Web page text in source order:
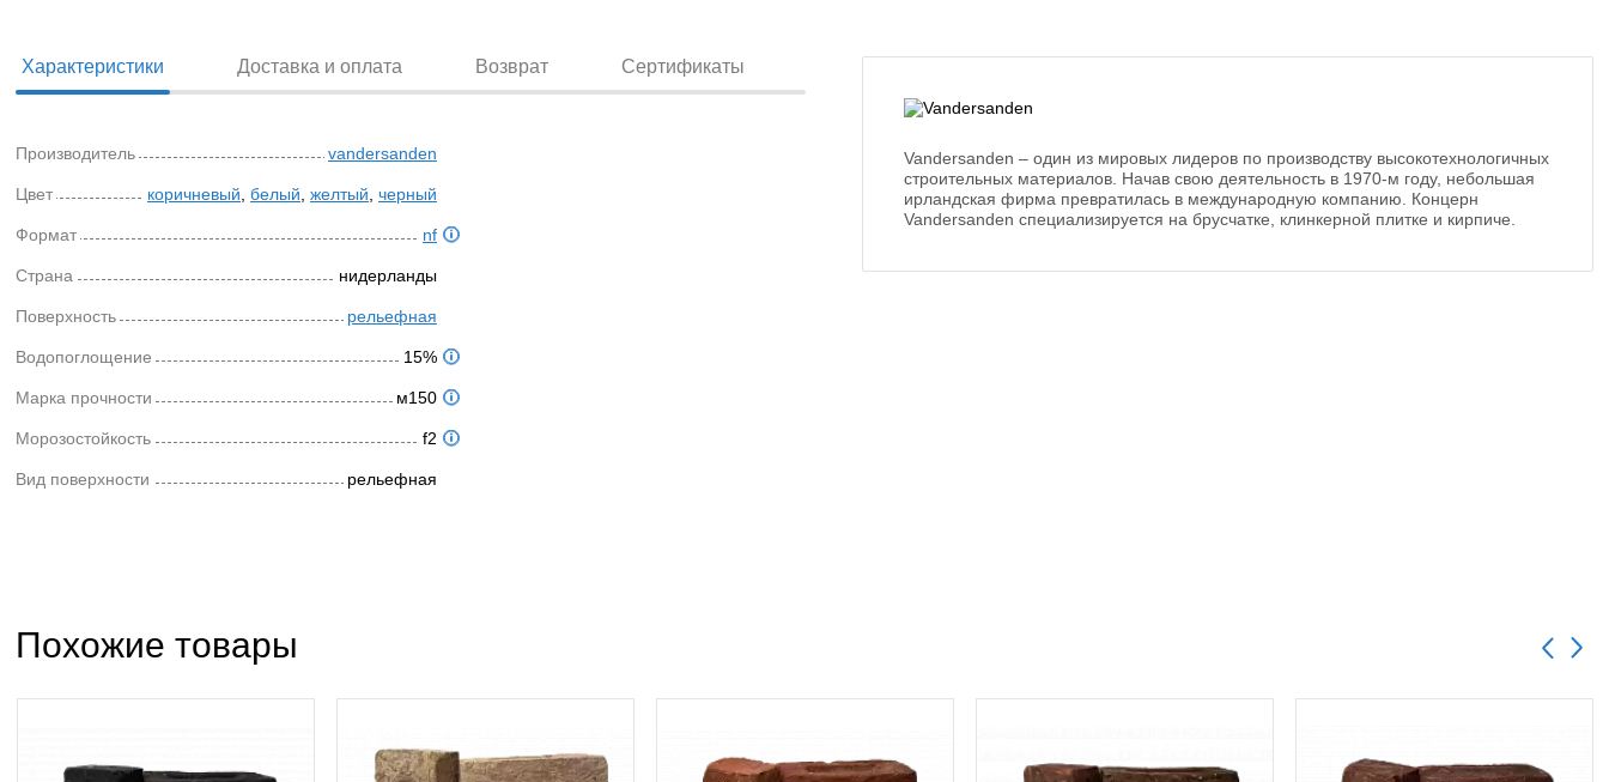
Характеристики Доставка и оплата Возврат Сертификаты
Производитель vandersanden
Цвет коричневый белый желтый черный
Формат nf
Страна нидерланды
Поверхность рельефная
Водопоглощение 15%
Марка прочности м150
Морозостойкость f2
Вид поверхности рельефная
Vandersanden – один из мировых лидеров по производству высокотехнологичных
строительных материалов. Начав свою деятельность в 1970-м году, небольшая
ирландская фирма превратилась в международную компанию. Концерн
Vandersanden специализируется на брусчатке, клинкерной плитке и кирпиче.
Похожие товары